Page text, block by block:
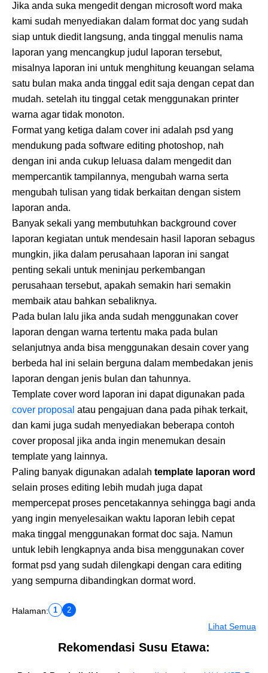
Jika anda suka mengedit dengan microsoft word maka
kami sudah menyediakan dalam format doc yang sudah
siap untuk diedit langsung, anda tinggal menulis nama
laporan yang mencangkup judul laporan tersebut,
misalnya laporan ini untuk menghitung keuangan selama
satu bulan maka anda tinggal edit saja dengan cepat dan
mudah. setelah itu tinggal cetak menggunakan printer
warna agar tidak monoton.
Format yang ketiga dalam cover ini adalah psd yang
mendukung pada software editing photoshop, nah
dengan ini anda cukup leluasa dalam mengedit dan
mempercantik tampilannya, mengubah warna serta
mengubah tulisan yang tidak berkaitan dengan sistem
laporan anda.
Banyak sekali yang membutuhkan background cover
laporan kegiatan untuk mendesain hasil laporan sebagus
mungkin, jika dalam perusahaan laporan ini sangat
penting sekali untuk meninjau perkembangan
perusahaan tersebut, apakah semakin hari semakin
membaik atau bahkan sebaliknya.
Pada bulan lalu jika anda sudah menggunakan cover
laporan dengan warna tertentu maka pada bulan
selanjutnya anda bisa menggunakan desain cover yang
berbeda hal ini selain berguna dalam membedakan jenis
laporan dengan jenis bulan dan tahunnya.
Template cover word laporan ini dapat digunakan pada
cover proposal atau pengajuan dana pada pihak terkait,
dan kami juga sudah menyediakan beberapa contoh
cover proposal jika anda ingin menemukan desain
template yang lainnya.
Paling banyak digunakan adalah template laporan word
selain proses editing lebih mudah juga dapat
mempercepat proses pencetakannya sehingga bagi anda
yang ingin menyelesaikan waktu laporan lebih cepat
maka tinggal menggunakan format doc saja. Namun
untuk lebih lengkapnya anda bisa menggunakan cover
format psd yang sudah dilengkapi dengan cara editing
yang sempurna dibandingkan dormat word.
Halaman: 1 2
Lihat Semua
Rekomendasi Susu Etawa: